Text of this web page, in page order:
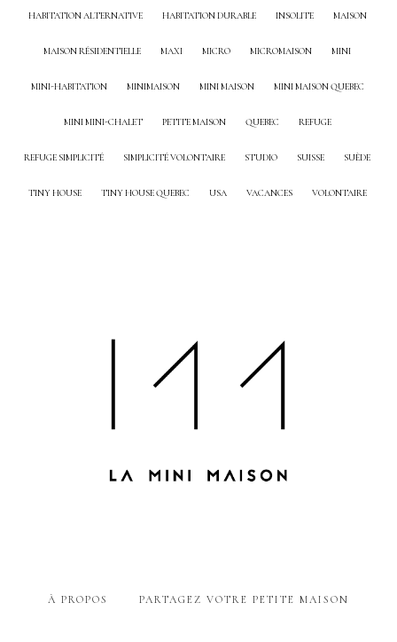
HABITATION ALTERNATIVE HABITATION DURABLE INSOLITE MAISON
MAISON RÉSIDENTIELLE MAXI MICRO MICROMAISON MINI
MINI-HABITATION MINIMAISON MINI MAISON MINI MAISON QUEBEC
MINI MINI-CHALET PETITE MAISON QUEBEC REFUGE
REFUGE SIMPLICITÉ SIMPLICITÉ VOLONTAIRE STUDIO SUISSE SUÈDE
TINY HOUSE TINY HOUSE QUEBEC USA VACANCES VOLONTAIRE
À PROPOS PARTAGEZ VOTRE PETITE MAISON